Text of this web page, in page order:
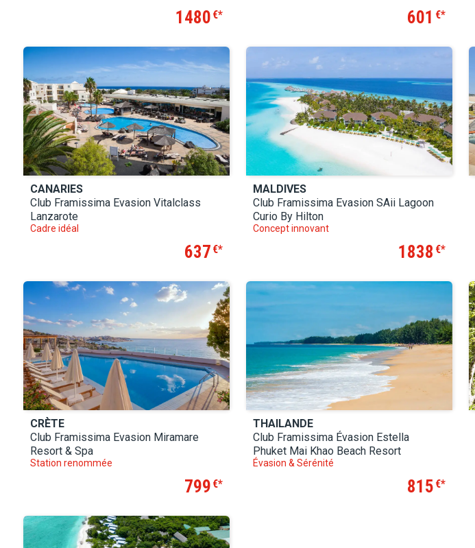
1480 € 601 €
CANARIES
Club Framissima Evasion Vitalclass
Lanzarote
Cadre idéal
637 €
MALDIVES
Club Framissima Evasion SAii Lagoon
Curio By Hilton
Concept innovant
1838 €
CRÈTE
Club Framissima Evasion Miramare
Resort & Spa
Station renommée
799 €
THAILANDE
Club Framissima Évasion Estella
Phuket Mai Khao Beach Resort
Évasion & Sérénité
815 €